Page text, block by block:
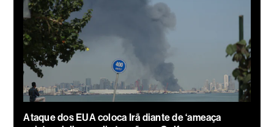
Ataque dos EUA coloca Irã diante de ‘ameaça